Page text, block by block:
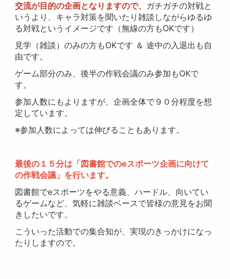
交流が目的の企画となりますので、 ガチガチの対戦と
いうより、キャラ対策を聞いたり雑談しながらゆるゆ
る対戦というイメージです（無線の方もOKです）
見学（雑談）のみの方もOKです ＆ 途中の入退出も自
由です。
ゲーム部分のみ、後半の作戦会議のみ参加もOKで
す。
参加人数にもよりますが、企画全体で９０分程度を想
定しています。
※参加人数によっては伸びることもあります。
最後の１５分は「図書館でのeスポーツ企画に向けて
の作戦会議」を行います。
図書館でeスポーツをやる意義、ハードル、向いてい
るゲームなど、気軽に雑談ベースで皆様の意見をお聞
きしたいです。
こういった活動での集合知が、実現のきっかけになっ
たりしますので。